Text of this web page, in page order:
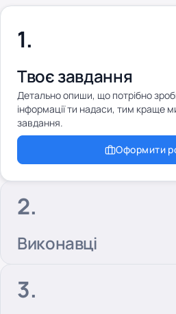
Твоє завдання
Детально опиши, що потрібно
інформації ти надаси, тим краще
завдання.
Оформити
Виконавці